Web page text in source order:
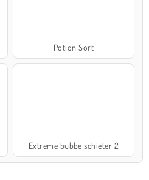
Potion Sort
Extreme bubbelschieter 2